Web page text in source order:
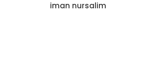
iman nursalim